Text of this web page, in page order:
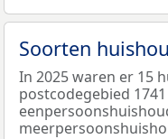
Soorten
In 2025 waren er 15
postcodegebied 1741